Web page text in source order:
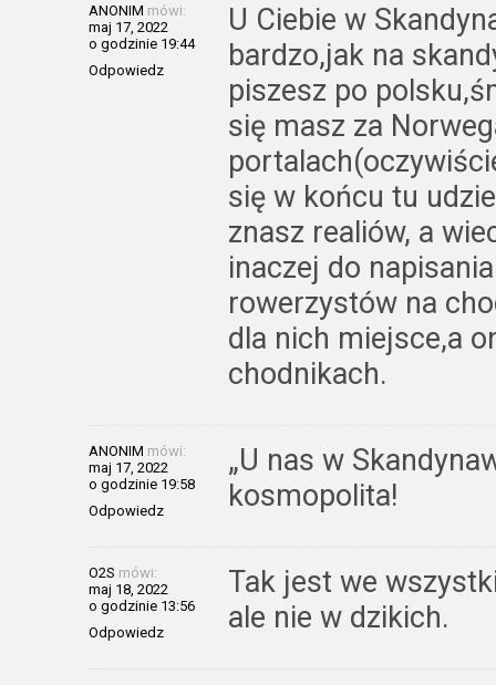
ANONIM mówi:
maj 17, 2022
o godzinie 19:44
Odpowiedz
U Ciebie w
bardzo,jak na
piszesz po
się masz za
się w końcu tu
znasz realiów, a
inaczej do
rowerzystów na
dla nich miejsce,a
chodnikach.
ANONIM mówi:
maj 17, 2022
o godzinie 19:58
Odpowiedz
„U nas w
kosmopolita!
O2S mówi:
maj 18, 2022
o godzinie 13:56
Odpowiedz
Tak jest we
ale nie w dzikich.